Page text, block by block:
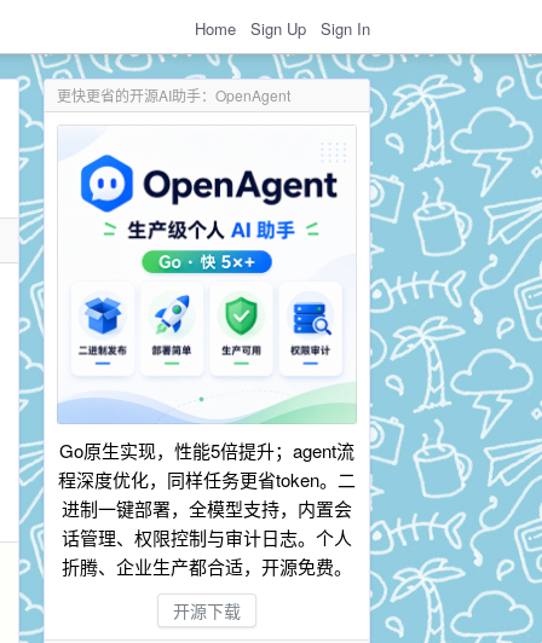
Home Sign Up Sign In
更快更省的开源AI助手：OpenAgent
Go原生实现，性能5倍提升；agent流
程深度优化，同样任务更省token。二
进制一键部署，全模型支持，内置会
话管理、权限控制与审计日志。个人
折腾、企业生产都合适，开源免费。
开源下载